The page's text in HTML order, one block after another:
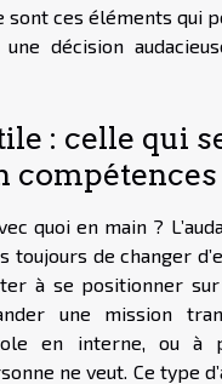
sont ces éléments qui
décision
: celle qui
compétences
quoi en main ?
toujours de changer
à se positionner
une mission
en interne, ou à
ne veut. Ce type